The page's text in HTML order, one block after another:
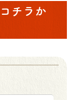
チラか